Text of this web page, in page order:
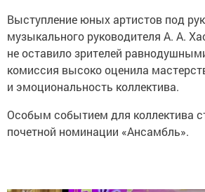
Выступление юных артистов под
музыкального руководителя А. А.
не оставило зрителей
комиссия высоко оценила
и эмоциональность коллектива.
Особым событием для коллектива
почетной номинации «Ансамбль».